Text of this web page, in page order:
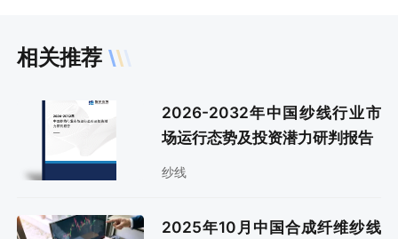
相关推荐
2026-2032年中国纱线行业市
场运行态势及投资潜力研判报告
纱线
2025年10月中国合成纤维纱线